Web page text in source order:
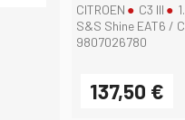
CITROEN C3 III
S&S Shine EAT6 /
9807026780
137,50 €